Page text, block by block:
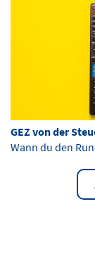
GEZ von der
Wann du den